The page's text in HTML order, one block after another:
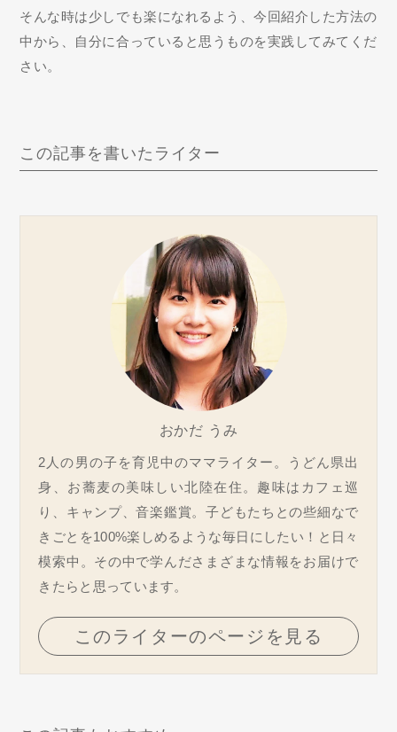
そんな時は少しでも楽になれるよう、今回紹介した方法の
中から、自分に合っていると思うものを実践してみてくだ
さい。
この記事を書いたライター
おかだ うみ
2人の男の子を育児中のママライター。うどん県出
身、お蕎麦の美味しい北陸在住。趣味はカフェ巡
り、キャンプ、音楽鑑賞。子どもたちとの些細なで
きごとを100%楽しめるような毎日にしたい！と日々
模索中。その中で学んださまざまな情報をお届けで
きたらと思っています。
このライターのページを見る